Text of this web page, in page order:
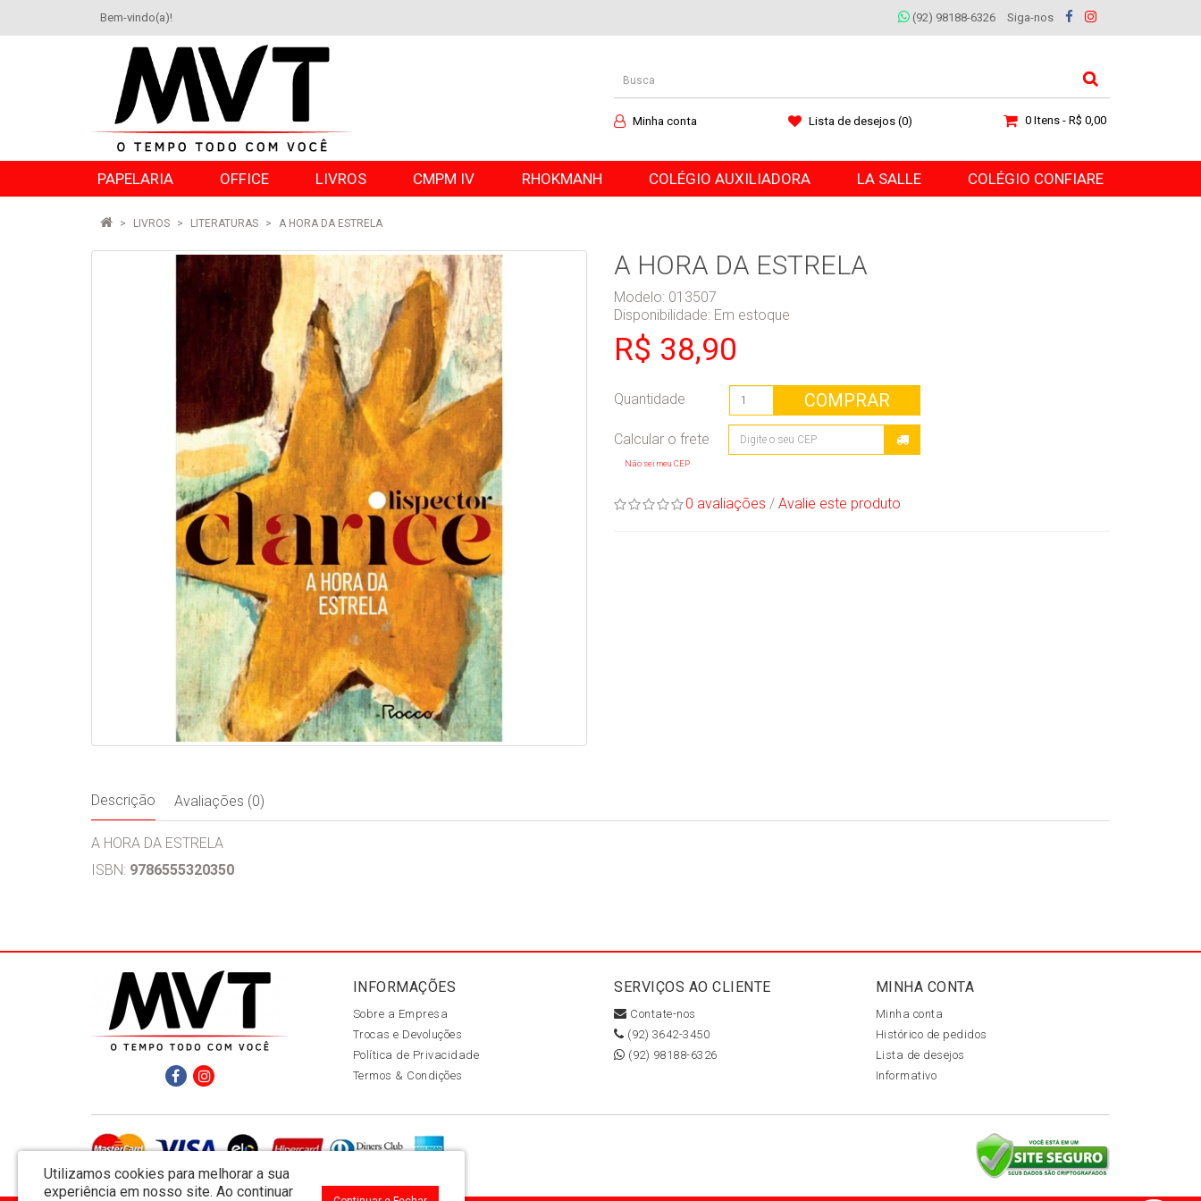
Bem-vindo(a)! (92) 98188-6326 Siga-nos
Minha conta Lista de desejos (0) 0 Itens - R$ 0,00
PAPELARIA OFFICE LIVROS CMPM IV RHOKMANH COLÉGIO AUXILIADORA LA SALLE COLÉGIO CONFIARE
LIVROS LITERATURAS A HORA DA ESTRELA
A HORA DA ESTRELA
Modelo: 013507
Disponibilidade: Em estoque
R$ 38,90
Quantidade COMPRAR
Não sei meu CEP
0 avaliações / Avalie este produto
Descrição Avaliações (0)
A HORA DA ESTRELA
ISBN: 9786555320350
INFORMAÇÕES
Sobre a Empresa
Trocas e Devoluções
Política de Privacidade
Termos & Condições
SERVIÇOS AO CLIENTE
Contate-nos
(92) 3642-3450
(92) 98188-6326
MINHA CONTA
Minha conta
Histórico de pedidos
Lista de desejos
Informativo
Utilizamos cookies para melhorar a sua
experiência em nosso site. Ao continuar